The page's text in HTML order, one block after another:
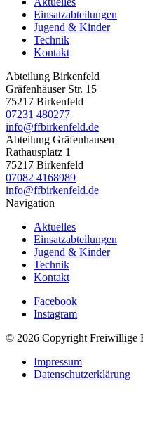
Einsatzabteilungen
Jugend & Kinder
Technik
Kontakt
Abteilung Birkenfeld
Gräfenhäuser Str. 15
75217 Birkenfeld
07231 480277
info@ffbirkenfeld.de
Abteilung Gräfenhausen
Rathausplatz 1
75217 Birkenfeld
07082 4168989
info@ffbirkenfeld.de
Navigation
Aktuelles
Einsatzabteilungen
Jugend & Kinder
Technik
Kontakt
Facebook
Instagram
© 2026 Copyright Freiwillige
Impressum
Datenschutzerklärung